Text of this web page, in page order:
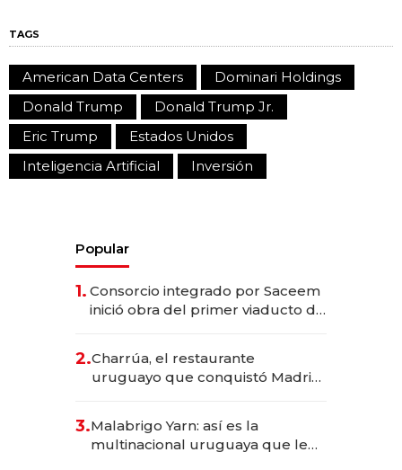
TAGS
American Data Centers
Dominari Holdings
Donald Trump
Donald Trump Jr.
Eric Trump
Estados Unidos
Inteligencia Artificial
Inversión
Popular
1. Consorcio integrado por Saceem
inició obra del primer viaducto de
millones
2.Charrúa, el restaurante
uruguayo que conquistó Madrid:
anticipación y prepara apertura
3.Malabrigo Yarn: así es la
multinacional uruguaya que le